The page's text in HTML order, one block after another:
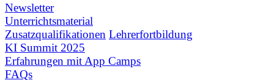
Newsletter
Unterrichtsmaterial
Zusatzqualifikationen Lehrerfortbildung
KI Summit 2025
Erfahrungen mit App Camps
FAQs